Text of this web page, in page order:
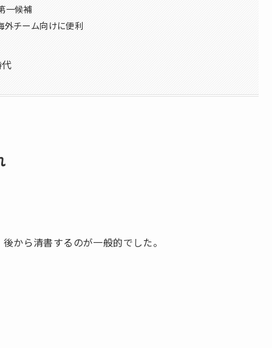
一候補
チーム向けに便利
から清書するのが一般的でした。